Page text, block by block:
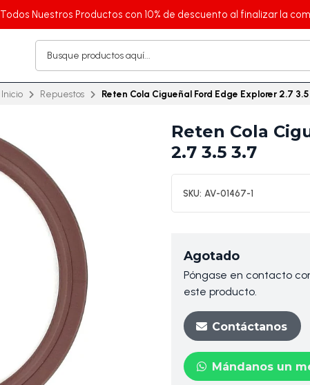
Todos Nuestros Productos con 10% de descuento al finalizar la
Inicio Repuestos Reten Cola Cigueñal Ford Edge Explorer 2.7 3.5
Reten Cola
2.7 3.5 3.7
SKU: AV-01467-1
Agotado
Póngase en contacto
este producto.
Contáctanos
Mándanos un